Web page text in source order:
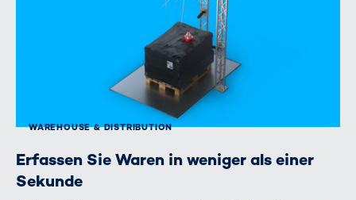
WAREHOUSE & DISTRIBUTION
Erfassen Sie Waren in weniger als einer
Sekunde